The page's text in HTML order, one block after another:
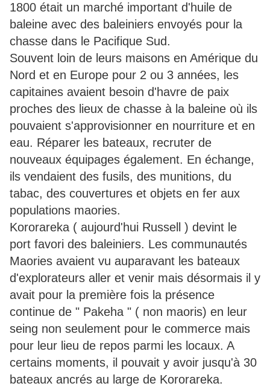
1800 était un marché important d'huile de
baleine avec des baleiniers envoyés pour la
chasse dans le Pacifique Sud.
Souvent loin de leurs maisons en Amérique du
Nord et en Europe pour 2 ou 3 années, les
capitaines avaient besoin d'havre de paix
proches des lieux de chasse à la baleine où ils
pouvaient s'approvisionner en nourriture et en
eau. Réparer les bateaux, recruter de
nouveaux équipages également. En échange,
ils vendaient des fusils, des munitions, du
tabac, des couvertures et objets en fer aux
populations maories.
Kororareka ( aujourd'hui Russell ) devint le
port favori des baleiniers. Les communautés
Maories avaient vu auparavant les bateaux
d'explorateurs aller et venir mais désormais il y
avait pour la première fois la présence
continue de " Pakeha " ( non maoris) en leur
seing non seulement pour le commerce mais
pour leur lieu de repos parmi les locaux. A
certains moments, il pouvait y avoir jusqu'à 30
bateaux ancrés au large de Kororareka.